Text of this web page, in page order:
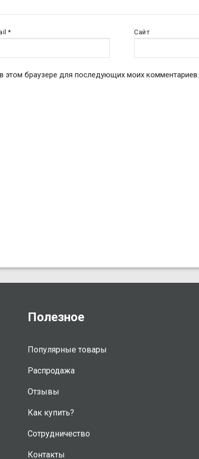
* Сайт
этом браузере для последующих моих комментариев.
Полезное
Популярные товары
Распродажа
Отзывы
Как купить?
Сотрудничество
Контакты